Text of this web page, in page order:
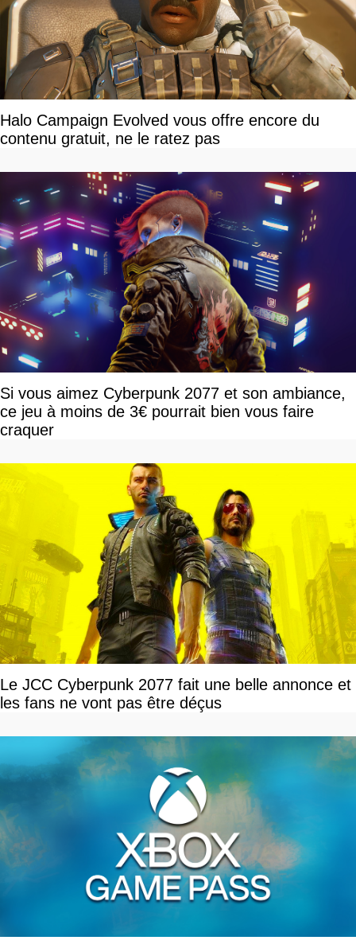
Halo Campaign Evolved vous offre encore du
contenu gratuit, ne le ratez pas
Si vous aimez Cyberpunk 2077 et son ambiance,
ce jeu à moins de 3€ pourrait bien vous faire
craquer
Le JCC Cyberpunk 2077 fait une belle annonce et
les fans ne vont pas être déçus